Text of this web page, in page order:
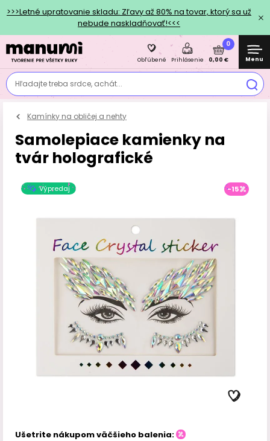
>>>Letné upratovanie skladu: Zľavy až 80% na tovar, ktorý sa už
nebude naskladňovať!<<<
Hľadajte treba srdce, achát...
Obľúbené Prihlásenie
0
0,00 € Menu
Kamínky na obličej a nehty
Samolepiace kamienky na
tvár holografické
Výpredaj -15
Ušetrite nákupom väčšieho balenia: